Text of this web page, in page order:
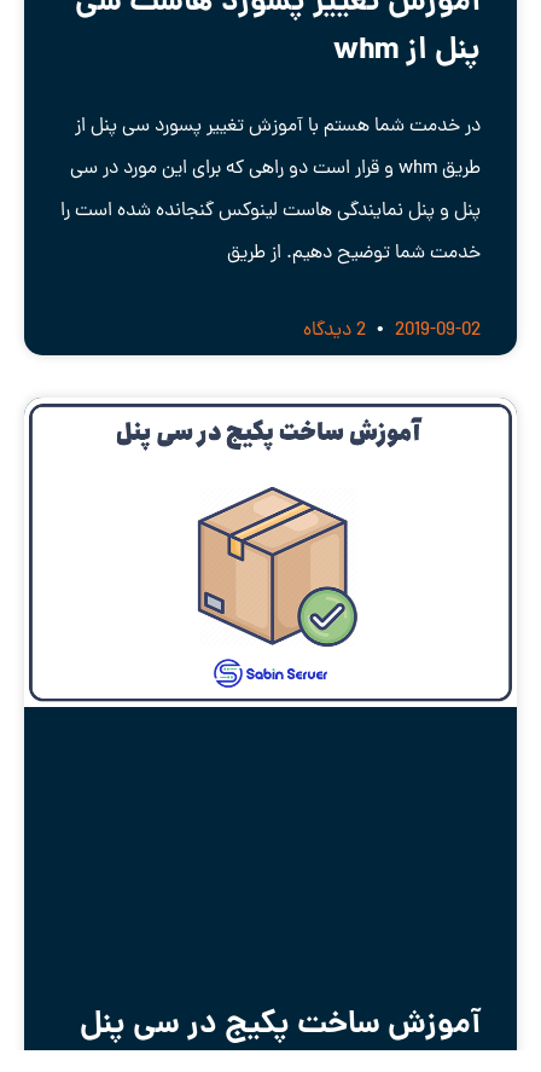
پنل از whm
در خدمت شما هستم با آموزش تغییر پسورد سی پنل از
طریق whm و قرار است دو راهی که برای این مورد در سی
پنل و پنل نمایندگی هاست لینوکس گنجانده شده است را
خدمت شما توضیح دهیم. از طریق
2019-09-02
آموزش ساخت پکیج در سی پنل